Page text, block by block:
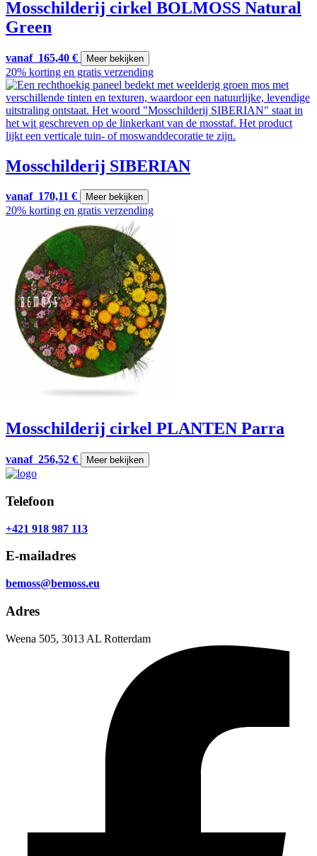
Mosschilderij cirkel BOLMOSS Natural
Green
vanaf 165,40 € Meer bekijken
20% korting en gratis verzending
Mosschilderij SIBERIAN
vanaf 170,11 € Meer bekijken
20% korting en gratis verzending
Mosschilderij cirkel PLANTEN Parra
vanaf 256,52 € Meer bekijken
Telefoon
+421 918 987 113
E-mailadres
bemoss@bemoss.eu
Adres
Weena 505, 3013 AL Rotterdam